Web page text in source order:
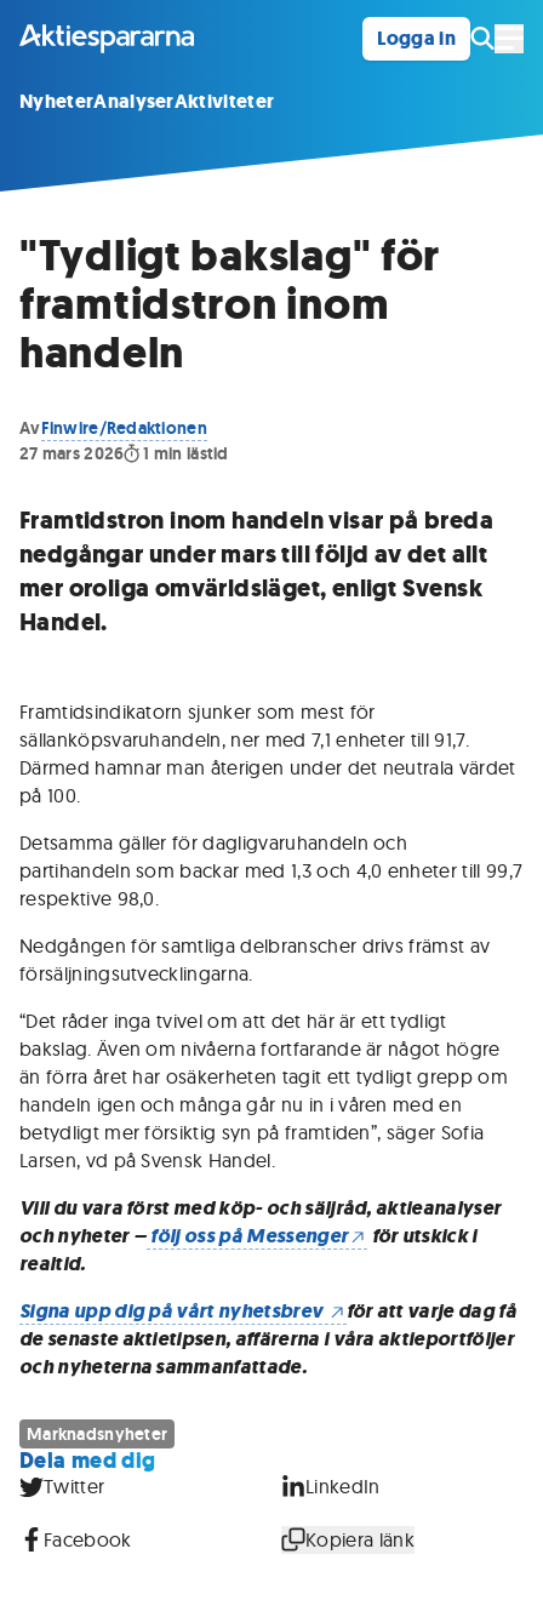
Logga in
NyheterAnalyserAktiviteter
"Tydligt bakslag" för
framtidstron inom
handeln
AvFinwire/Redaktionen
27 mars 2026
1 min lästid
Framtidstron inom handeln visar på breda
nedgångar under mars till följd av det allt
mer oroliga omvärldsläget, enligt Svensk
Handel.
Framtidsindikatorn sjunker som mest för
sällanköpsvaruhandeln, ner med 7,1 enheter till 91,7.
Därmed hamnar man återigen under det neutrala värdet
på 100.
Detsamma gäller för dagligvaruhandeln och
partihandeln som backar med 1,3 och 4,0 enheter till 99,7
respektive 98,0.
Nedgången för samtliga delbranscher drivs främst av
försäljningsutvecklingarna.
“Det råder inga tvivel om att det här är ett tydligt
bakslag. Även om nivåerna fortfarande är något högre
än förra året har osäkerheten tagit ett tydligt grepp om
handeln igen och många går nu in i våren med en
betydligt mer försiktig syn på framtiden”, säger Sofia
Larsen, vd på Svensk Handel.
Vill du vara först med köp- och säljråd, aktieanalyser
och nyheter –följ oss på Messenger
för utskick i
realtid.
Signa upp dig på vårt nyhetsbrev
för att varje dag få
de senaste aktietipsen, affärerna i våra aktieportföljer
och nyheterna sammanfattade.
Marknadsnyheter
Dela med dig
Twitter LinkedIn
Facebook Kopiera länk